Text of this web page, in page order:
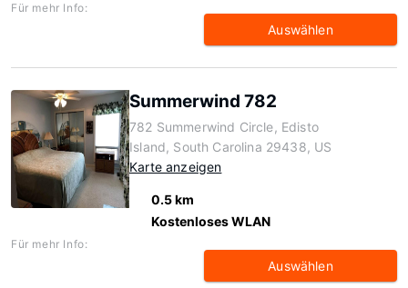
Für mehr Info:
Auswählen
Summerwind 782
782 Summerwind Circle, Edisto
Island, South Carolina 29438, US
Karte anzeigen
0.5 km
Kostenloses WLAN
Für mehr Info:
Auswählen